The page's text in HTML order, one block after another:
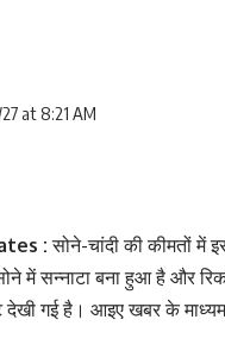
at 8:21 AM
:सोने-चांदी की कीमतों में
में सन्नाटा बना हुआ है और
देखी गई है। आइए खबर के